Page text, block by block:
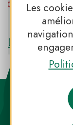
Les
PNR DU
Découvrir le